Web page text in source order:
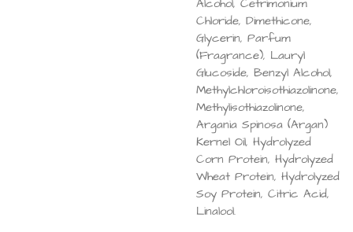
Chloride, Dimethicone,
Glycerin, Parfum
(Fragrance), Lauryl
Glucoside, Benzyl Alcohol,
Methylchloroisothiazolinone,
Methylisothiazolinone,
Argania Spinosa (Argan)
Kernel Oil, Hydrolyzed
Corn Protein, Hydrolyzed
Wheat Protein, Hydrolyzed
Soy Protein, Citric Acid,
Linalool.